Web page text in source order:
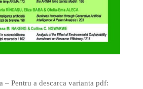
– Pentru a descarca varianta pdf: